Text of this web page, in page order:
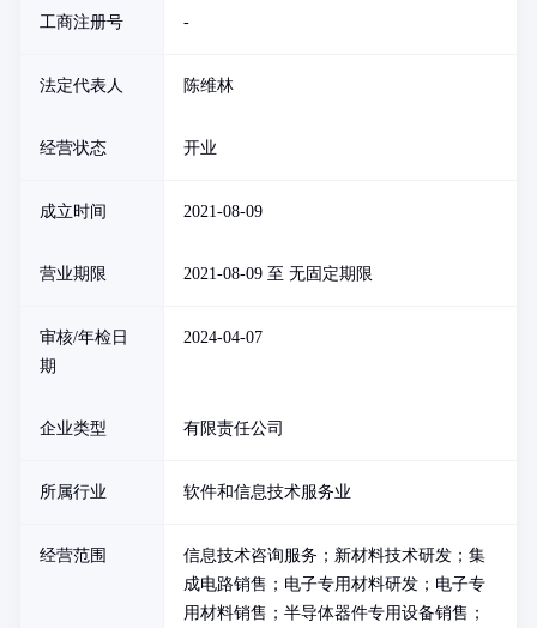
工商注册号 -
法定代表人 陈维林
经营状态 开业
成立时间 2021-08-09
营业期限 2021-08-09 至 无固定期限
审核/年检日
期
2024-04-07
企业类型 有限责任公司
所属行业 软件和信息技术服务业
经营范围
信息技术咨询服务；新材料技术研发；集
成电路销售；电子专用材料研发；电子专
用材料销售；半导体器件专用设备销售；